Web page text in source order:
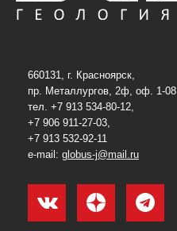
660131, г. Красноярск,
пр. Металлургов, 2ф, оф. 1-08
тел. +7 913 534-80-12,
+7 906 911-27-03,
+7 913 532-92-11
e-mail: globus-j@mail.ru